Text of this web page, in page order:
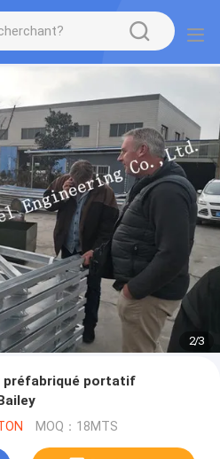
2/3
préfabriqué portatif
MOQ：18MTS